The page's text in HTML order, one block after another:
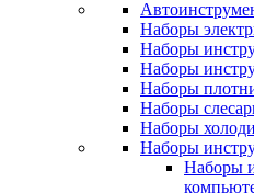
Наборы
Наборы
Наборы
Наборы
Наборы
Наборы
Наборы
Наборы